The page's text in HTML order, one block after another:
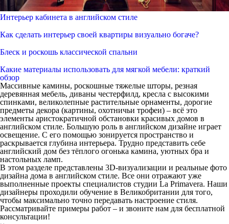
Интерьер кабинета в английском стиле
Как сделать интерьер своей квартиры визуально богаче?
Блеск и роскошь классической спальни
Какие материалы использовать для мягкой мебели: краткий
обзор
Массивные камины, роскошные тяжелые шторы, резная
деревянная мебель, диваны честерфилд, кресла с высокими
спинками, великолепные растительные орнаменты, дорогие
предметы декора (картины, охотничьи трофеи) – всё это
элементы аристократичной обстановки красивых домов в
английском стиле. Большую роль в английском дизайне играет
освещение. С его помощью зонируется пространство и
раскрывается глубина интерьера. Трудно представить себе
английский дом без тёплого огонька камина, уютных бра и
настольных ламп.
В этом разделе представлены 3D-визуализации и реальные фото
дизайна дома в английском стиле. Все они отражают уже
выполненные проекты специалистов студии La Primavera. Наши
дизайнеры проходили обучение в Великобритании для того,
чтобы максимально точно передавать настроение стиля.
Рассматривайте примеры работ – и звоните нам для бесплатной
консультации!